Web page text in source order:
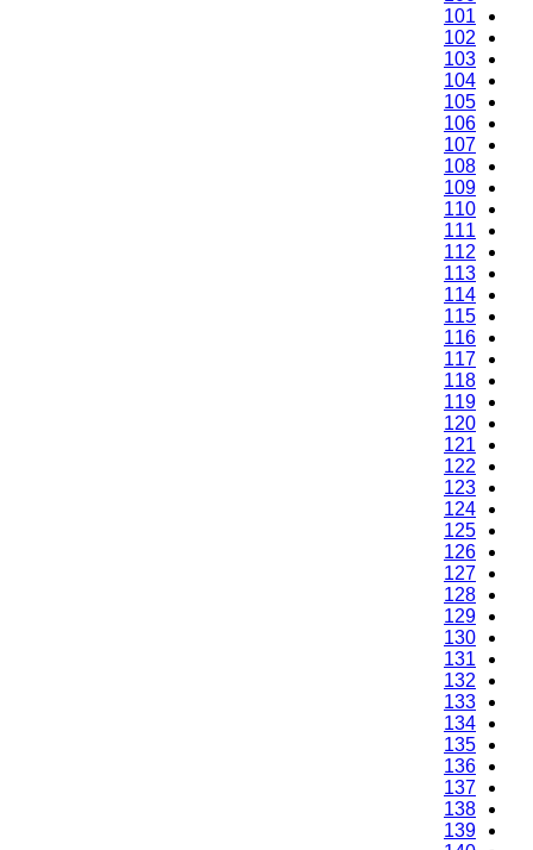
101
102
103
104
105
106
107
108
109
110
111
112
113
114
115
116
117
118
119
120
121
122
123
124
125
126
127
128
129
130
131
132
133
134
135
136
137
138
139